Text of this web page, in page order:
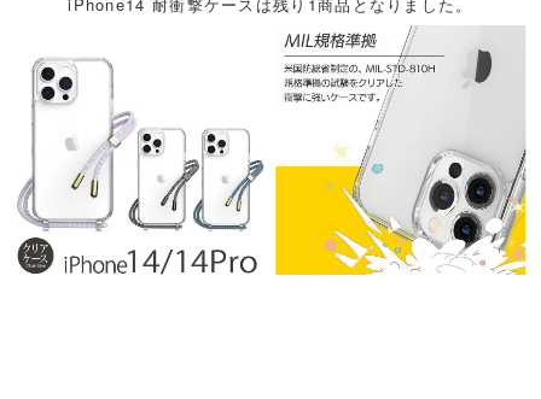
iPhone14 耐衝撃ケースは残り1商品となりました。